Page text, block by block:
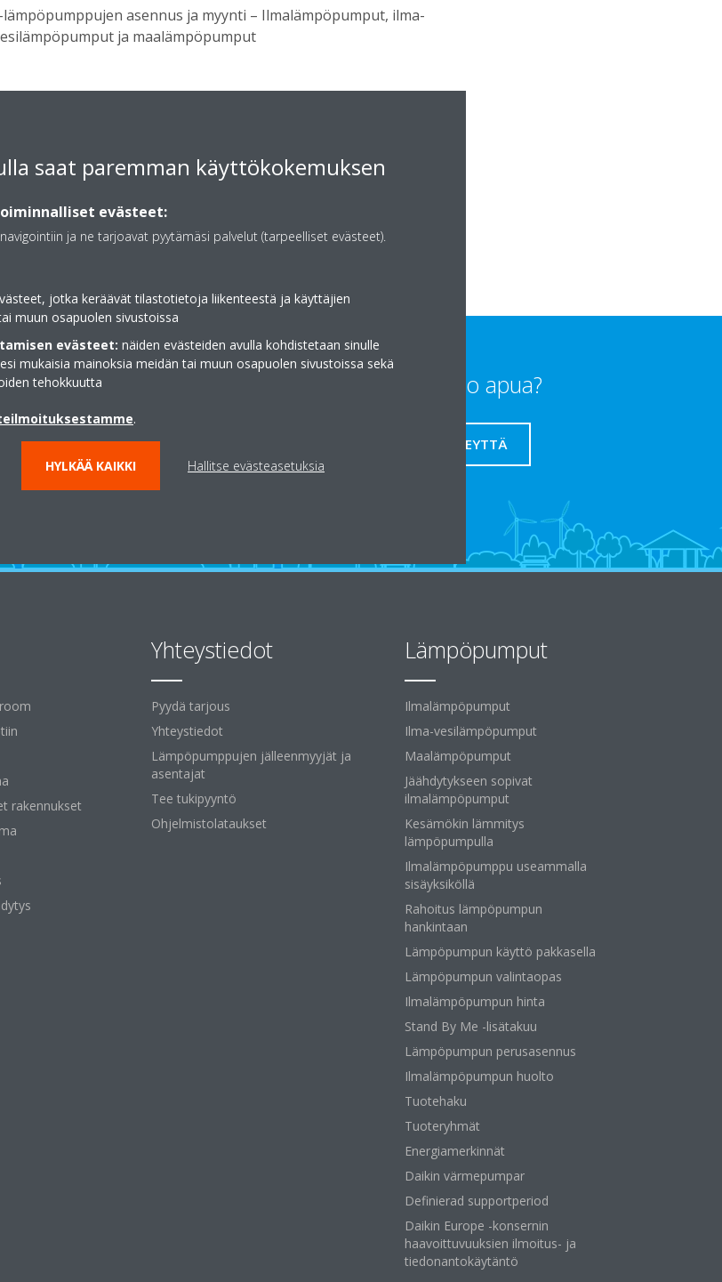
asennus ja myynti – Ilmalämpöpumput, ilma-
ja maalämpöpumput
0400891821
myynti@suomenenergiaratkaisut.fi
Hae reittiohjeet
Tarvitsetko apua?
OTA YHTEYTTÄ
rakennukset
Yhteystiedot
Pyydä tarjous
Yhteystiedot
Lämpöpumppujen jälleenmyyjät ja
asentajat
Tee tukipyyntö
Ohjelmistolataukset
Lämpöpumput
Ilmalämpöpumput
Ilma-vesilämpöpumput
Maalämpöpumput
Jäähdytykseen sopivat
ilmalämpöpumput
Kesämökin lämmitys
lämpöpumpulla
Ilmalämpöpumppu useammalla
sisäyksiköllä
Rahoitus lämpöpumpun
hankintaan
Lämpöpumpun käyttö pakkasella
Lämpöpumpun valintaopas
Ilmalämpöpumpun hinta
Stand By Me -lisätakuu
Lämpöpumpun perusasennus
Ilmalämpöpumpun huolto
Tuotehaku
Tuoteryhmät
Energiamerkinnät
Daikin värmepumpar
Definierad supportperiod
Daikin Europe -konsernin
haavoittuvuuksien ilmoitus- ja
tiedonantokäytäntö
saat paremman käyttökokemuksen
evästeet:
ja ne tarjoavat pyytämäsi palvelut (tarpeelliset evästeet).
jotka keräävät tilastotietoja liikenteestä ja käyttäjien
muun osapuolen sivustoissa
evästeet: näiden evästeiden avulla kohdistetaan sinulle
mukaisia mainoksia meidän tai muun osapuolen sivustoissa sekä
tehokkuutta
.
HYLKÄÄ KAIKKI Hallitse evästeasetuksia